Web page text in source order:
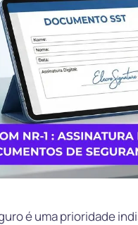
é uma prioridade